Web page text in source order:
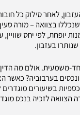
לאחר סילוק כל
יופחת, לפי יחס שוויין,
בעזבון.
משמעית. אולם מה
ונכסים בערבוביה? כאשר
בשיעורים
הצוואה לזכיה בנכס